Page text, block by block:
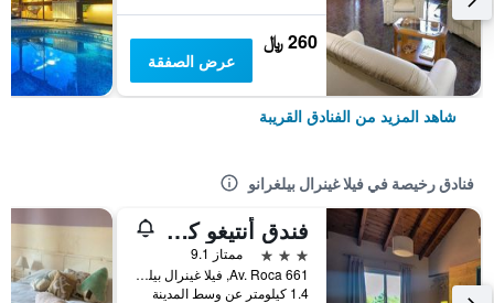
260 ﷼
عرض الصفقة
شاهد المزيد من الفنادق القريبة
فنادق رخيصة في فيلا غينرال بيلغرانو
فندق أنتيغو كامينو
3 نجوم
ممتاز 9.1
Av. Roca 661, فيلا غينرال بيلغرانو, محافظة كوردوبا, الأرجنتين
1.4 كيلومتر عن وسط المدينة